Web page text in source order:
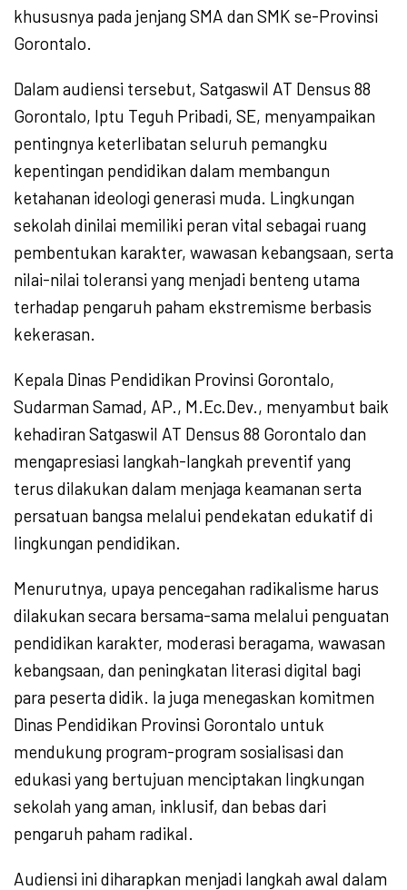
khususnya pada jenjang SMA dan SMK se-Provinsi
Gorontalo.
Dalam audiensi tersebut, Satgaswil AT Densus 88
Gorontalo, Iptu Teguh Pribadi, SE, menyampaikan
pentingnya keterlibatan seluruh pemangku
kepentingan pendidikan dalam membangun
ketahanan ideologi generasi muda. Lingkungan
sekolah dinilai memiliki peran vital sebagai ruang
pembentukan karakter, wawasan kebangsaan, serta
nilai-nilai toleransi yang menjadi benteng utama
terhadap pengaruh paham ekstremisme berbasis
kekerasan.
Kepala Dinas Pendidikan Provinsi Gorontalo,
Sudarman Samad, AP., M.Ec.Dev., menyambut baik
kehadiran Satgaswil AT Densus 88 Gorontalo dan
mengapresiasi langkah-langkah preventif yang
terus dilakukan dalam menjaga keamanan serta
persatuan bangsa melalui pendekatan edukatif di
lingkungan pendidikan.
Menurutnya, upaya pencegahan radikalisme harus
dilakukan secara bersama-sama melalui penguatan
pendidikan karakter, moderasi beragama, wawasan
kebangsaan, dan peningkatan literasi digital bagi
para peserta didik. Ia juga menegaskan komitmen
Dinas Pendidikan Provinsi Gorontalo untuk
mendukung program-program sosialisasi dan
edukasi yang bertujuan menciptakan lingkungan
sekolah yang aman, inklusif, dan bebas dari
pengaruh paham radikal.
Audiensi ini diharapkan menjadi langkah awal dalam